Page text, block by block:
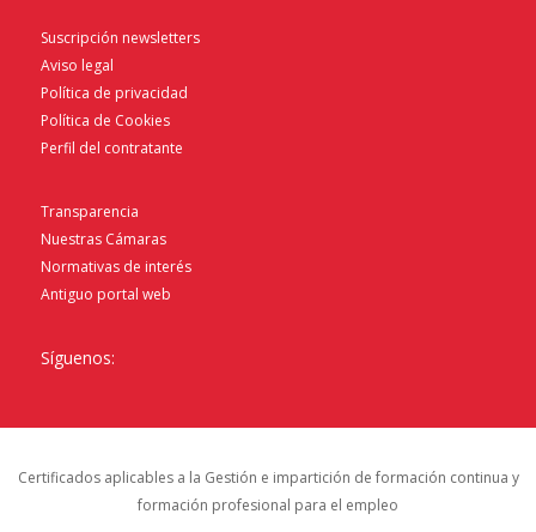
Suscripción newsletters
Aviso legal
Política de privacidad
Política de Cookies
Perfil del contratante
Transparencia
Nuestras Cámaras
Normativas de interés
Antiguo portal web
Síguenos:
Certificados aplicables a la Gestión e impartición de formación continua y
formación profesional para el empleo